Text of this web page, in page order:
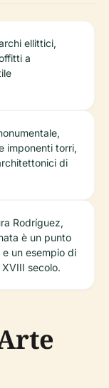
ellittici,
a
imponenti torri,
di
Rodríguez,
è un punto
un esempio di
secolo.